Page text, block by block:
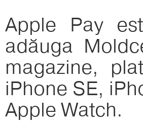
Apple Pay
adăuga
magazine,
iPhone SE,
Apple Watch.